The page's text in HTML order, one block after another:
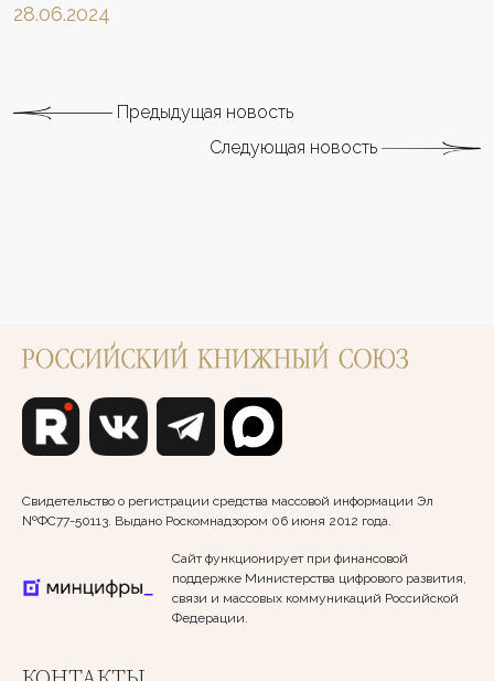
28.06.2024
Предыдущая новость
Следующая новость
Свидетельство о регистрации средства массовой информации Эл
№ФС77-50113. Выдано Роскомнадзором 06 июня 2012 года.
Сайт функционирует при финансовой
поддержке Министерства цифрового развития,
связи и массовых коммуникаций Российской
Федерации.